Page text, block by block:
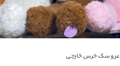
عروسک خرس خارجی